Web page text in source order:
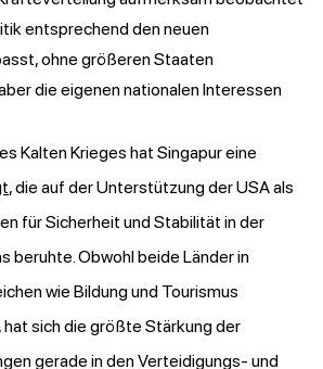
entsprechend den neuen
ohne größeren Staaten
die eigenen nationalen Interessen
Kalten Krieges hat Singapur eine
, die auf der Unterstützung der USA als
für Sicherheit und Stabilität in der
beruhte. Obwohl beide Länder in
wie Bildung und Tourismus
sich die größte Stärkung der
gerade in den Verteidigungs- und